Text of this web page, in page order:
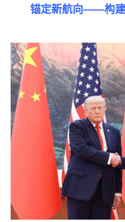
锚定新航向——构建